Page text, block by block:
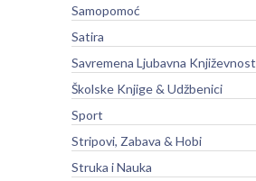
Samopomoć
Satira
Savremena Ljubavna Književnost
Školske Knjige & Udžbenici
Sport
Stripovi, Zabava & Hobi
Struka i Nauka